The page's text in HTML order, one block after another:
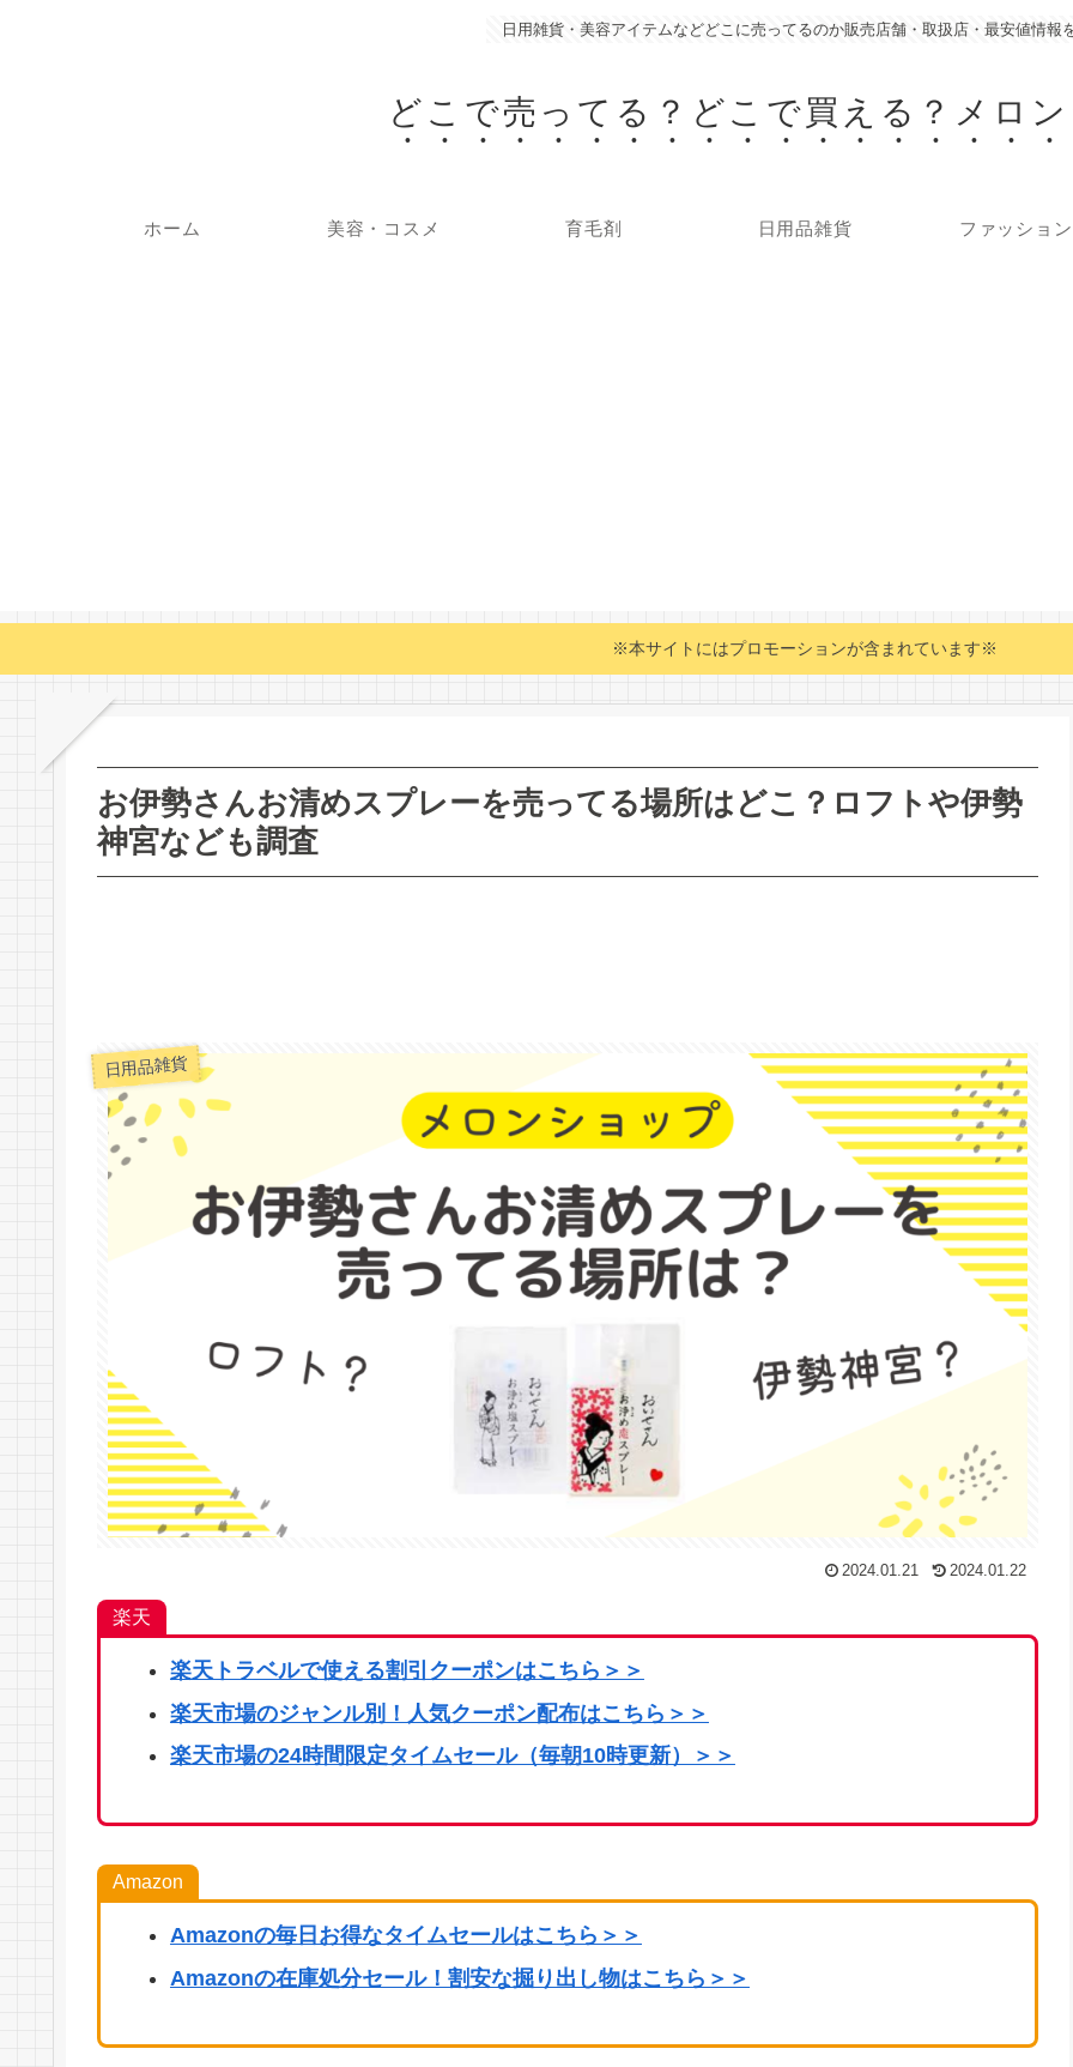
日用雑貨・美容アイテムなどどこに売ってるのか販売店舗・取扱店・最安値情報
どこで売ってる？どこで買える？メロ
ホーム 美容・コスメ 育毛剤 日用品雑貨 ファッション
※本サイトにはプロモーションが含まれています※
お伊勢さんお清めスプレーを売ってる場所はどこ？ロフトや伊勢
神宮なども調査
日用品雑貨
2024.01.21 2024.01.22
楽天
楽天トラベルで使える割引クーポンはこちら ＞＞
楽天市場のジャンル別！人気クーポン配布はこちら＞＞
楽天市場の24時間限定タイムセール（毎朝10時更新）＞＞
Amazon
Amazonの毎日お得なタイムセールはこちら＞＞
Amazonの在庫処分セール！割安な掘り出し物はこちら＞＞